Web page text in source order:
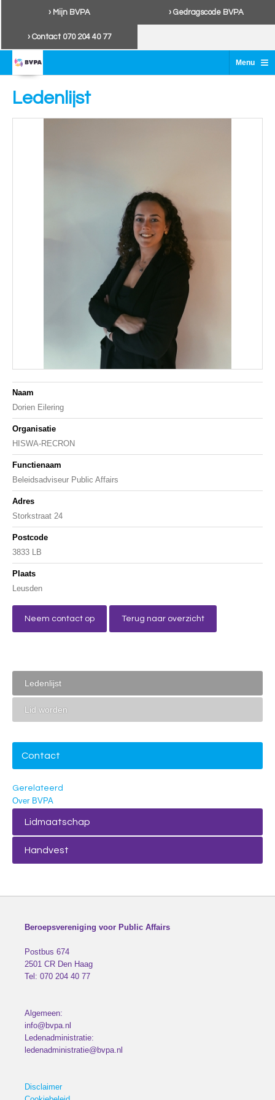
› Mijn BVPA › Gedragscode BVPA
› Contact 070 204 40 77
Menu ≡
Ledenlijst
Naam
Dorien Eilering
Organisatie
HISWA-RECRON
Functienaam
Beleidsadviseur Public Affairs
Adres
Storkstraat 24
Postcode
3833 LB
Plaats
Leusden
Neem contact op Terug naar overzicht
Ledenlijst
Lid worden
Contact
Gerelateerd
Over BVPA
Lidmaatschap
Handvest
Beroepsvereniging voor Public Affairs
Postbus 674
2501 CR Den Haag
Tel: 070 204 40 77
Algemeen:
info@bvpa.nl
Ledenadministratie:
ledenadministratie@bvpa.nl
Disclaimer